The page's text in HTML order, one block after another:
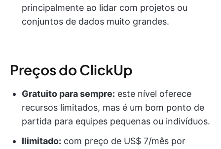
principalmente ao lidar com projetos ou
conjuntos de dados muito grandes.
Preços do ClickUp
Gratuito para sempre: este nível oferece
recursos limitados, mas é um bom ponto de
partida para equipes pequenas ou indivíduos.
Ilimitado: com preço de US$ 7/mês por